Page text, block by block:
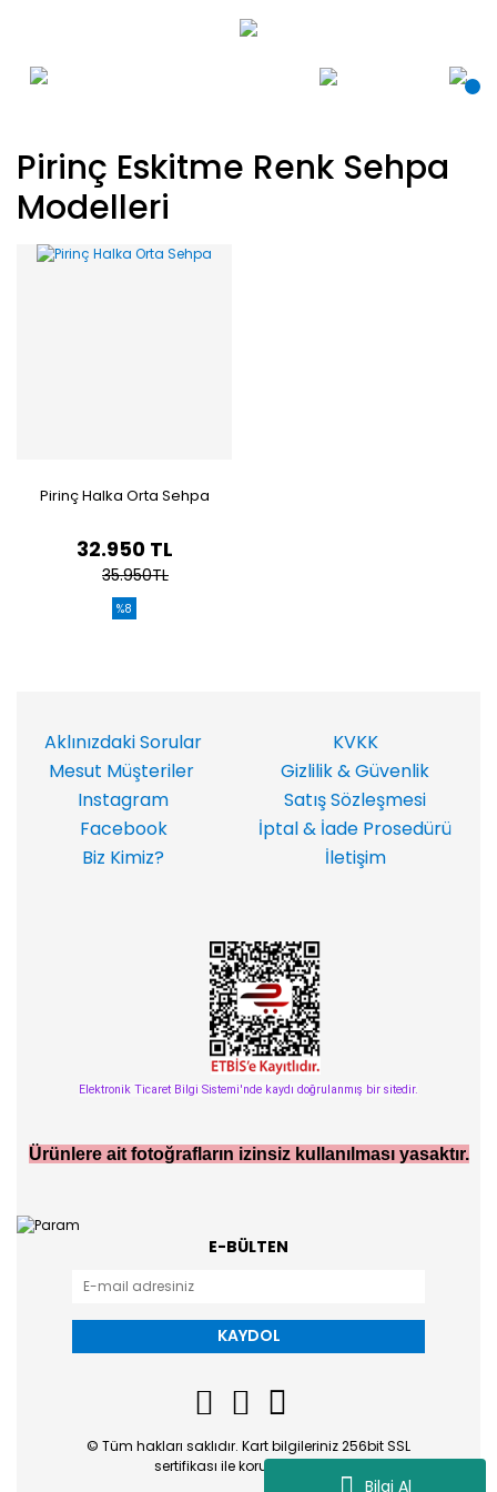
Bilgi Al
Pirinç Eskitme Renk Sehpa
Modelleri
Pirinç Halka Orta Sehpa
32.950 TL
35.950TL
%8
Aklınızdaki Sorular
KVKK
Mesut Müşteriler
Gizlilik & Güvenlik
Instagram
Satış Sözleşmesi
Facebook
İptal & İade Prosedürü
Biz Kimiz?
İletişim
Elektronik Ticaret Bilgi Sistemi'nde kaydı doğrulanmış bir sitedir.
Ürünlere ait fotoğrafların izinsiz kullanılması yasaktır.
E-BÜLTEN
KAYDOL
© Tüm hakları saklıdır. Kart bilgileriniz 256bit SSL
sertifikası ile korunmaktadır.